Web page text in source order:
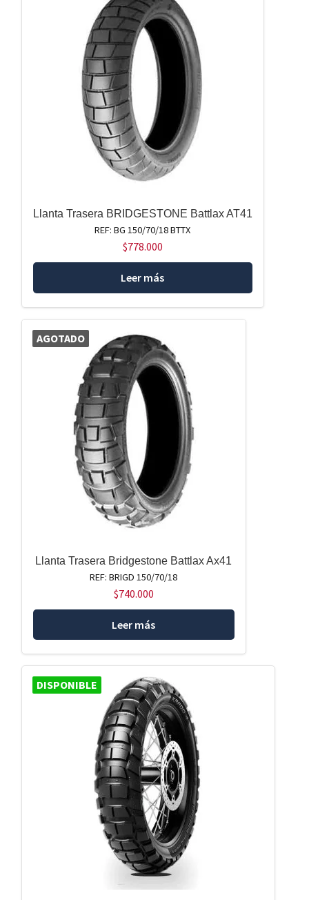
Llanta Trasera BRIDGESTONE Battlax AT41
REF: BG 150/70/18 BTTX
$778.000
Leer más
AGOTADO
Llanta Trasera Bridgestone Battlax Ax41
REF: BRIGD 150/70/18
$740.000
Leer más
DISPONIBLE